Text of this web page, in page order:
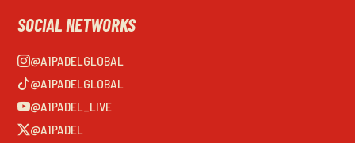
SOCIAL NETWORKS
@A1PADELGLOBAL
@A1PADELGLOBAL
@A1PADEL_LIVE
@A1PADEL